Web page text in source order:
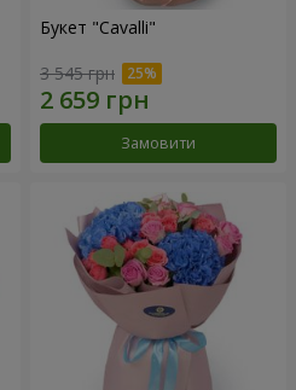
Букет "Cаvalli"
3 545 грн
Замовити